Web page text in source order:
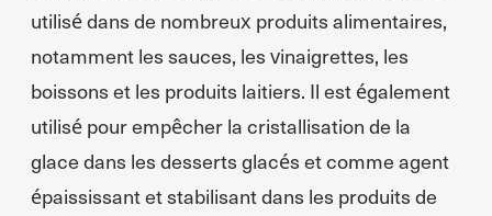
utilisé dans de nombreux produits alimentaires,
notamment les sauces, les vinaigrettes, les
boissons et les produits laitiers. Il est également
utilisé pour empêcher la cristallisation de la
glace dans les desserts glacés et comme agent
épaississant et stabilisant dans les produits de